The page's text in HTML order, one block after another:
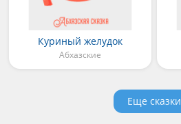
Куриный желудок
Абхазские
Еще сказки